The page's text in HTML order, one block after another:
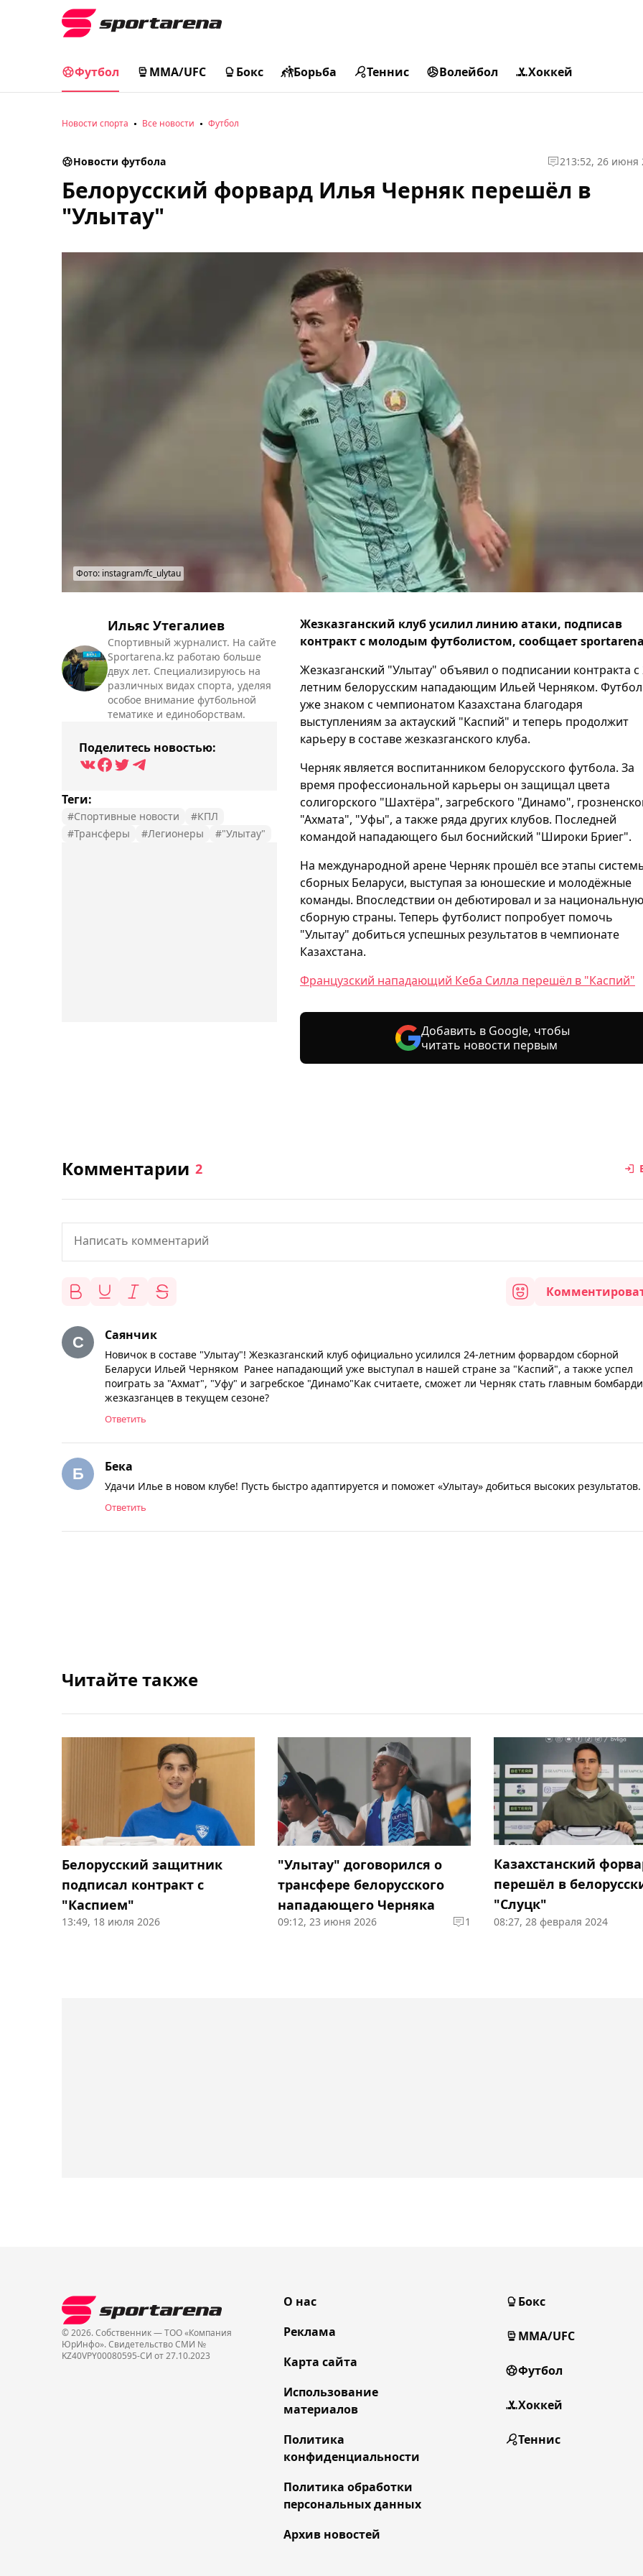
Футбол MMA/UFC Бокс Борьба Теннис Волейбол Хоккей
Новости спорта Все новости Футбол
Новости футбола 213:52, 26 июня
Белорусский форвард Илья Черняк перешёл в
"Улытау"
Фото: instagram/fc_ulytau
Ильяс Утегалиев
Спортивный журналист. На сайте
Sportarena.kz работаю больше
двух лет. Специализируюсь на
различных видах спорта, уделяя
особое внимание футбольной
тематике и единоборствам.
Поделитесь новостью:
Теги:
#Спортивные новости
#КПЛ
#Трансферы
#Легионеры #"Улытау"
Жезказганский клуб усилил линию атаки, подписав
контракт с молодым футболистом, сообщает
Жезказганский "Улытау" объявил о подписании контракта с
летним белорусским нападающим Ильей Черняком.
уже знаком с чемпионатом Казахстана благодаря
выступлениям за актауский "Каспий" и теперь продолжит
карьеру в составе жезказганского клуба.
Черняк является воспитанником белорусского футбола. За
время профессиональной карьеры он защищал цвета
солигорского "Шахтёра", загребского "Динамо",
"Ахмата", "Уфы", а также ряда других клубов. Последней
командой нападающего был боснийский "Широки Бриег".
На международной арене Черняк прошёл все этапы
сборных Беларуси, выступая за юношеские и молодёжные
команды. Впоследствии он дебютировал и за национальную
сборную страны. Теперь футболист попробует помочь
"Улытау" добиться успешных результатов в чемпионате
Казахстана.
Французский нападающий Кеба Силла перешёл в "Каспий"
Добавить в Google, чтобы
читать новости первым
Комментарии 2
Саянчик
Новичок в составе "Улытау"! Жезказганский клуб официально усилился 24-летним форвардом сборной
Беларуси Ильей Черняком Ранее нападающий уже выступал в нашей стране за "Каспий", а также успел
поиграть за "Ахмат", "Уфу" и загребское "Динамо"Как считаете, сможет ли Черняк стать главным
жезказганцев в текущем сезоне?
Ответить
Бека
Удачи Илье в новом клубе! Пусть быстро адаптируется и поможет «Улытау» добиться высоких результатов.
Ответить
Читайте также
Белорусский защитник
подписал контракт с
"Каспием"
13:49, 18 июля 2026
"Улытау" договорился о
трансфере белорусского
нападающего Черняка
09:12, 23 июня 2026 1
Казахстанский
перешёл в
"Слуцк"
08:27, 28 февраля 2024
© 2026. Собственник — ТОО «Компания
ЮрИнфо». Cвидетельство СМИ №
KZ40VPY00080595-СИ от 27.10.2023
О нас
Реклама
Карта сайта
Использование
материалов
Политика
конфиденциальности
Политика обработки
персональных данных
Архив новостей
Бокс
MMA/UFC
Футбол
Хоккей
Теннис